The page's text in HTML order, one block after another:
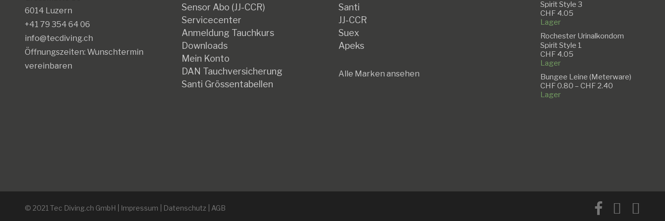
6014 Luzern
+41 79 354 64 06
info@tecdiving.ch
Öffnungszeiten: Wunschtermin
vereinbaren
Sensor Abo (JJ-CCR)
Servicecenter
Anmeldung Tauchkurs
Downloads
Mein Konto
DAN Tauchversicherung
Santi Grössentabellen
Santi
JJ-CCR
Suex
Apeks
Alle Marken ansehen
Spirit Style 3
CHF4.05
Lager
Rochester Urinalkondom
Spirit Style 1
CHF4.05
Lager
Bungee Leine (Meterware)
CHF0.80 – CHF2.40Preisspanne:
Lager
© 2021 Tec Diving.ch GmbH | Impressum Datenschutz AGB facebookinstagram
email